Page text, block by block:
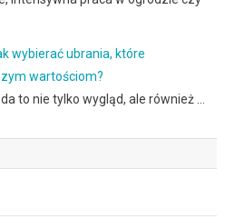
wybierać ubrania, które
wartościom?
to nie tylko wygląd, ale również …